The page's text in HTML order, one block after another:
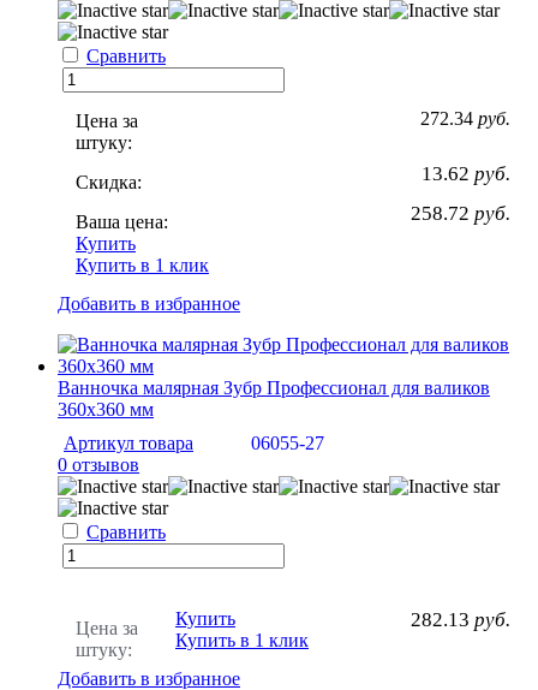
Сравнить
Цена за
штуку:
272.34 руб.
Скидка: 13.62 руб.
Ваша цена: 258.72 руб.
Купить
Купить в 1 клик
Добавить в избранное
Ванночка малярная Зубр Профессионал для валиков
360х360 мм
Артикул товара
06055-27
0 отзывов
Сравнить
Цена за
штуку:
282.13 руб.
Купить
Купить в 1 клик
Добавить в избранное